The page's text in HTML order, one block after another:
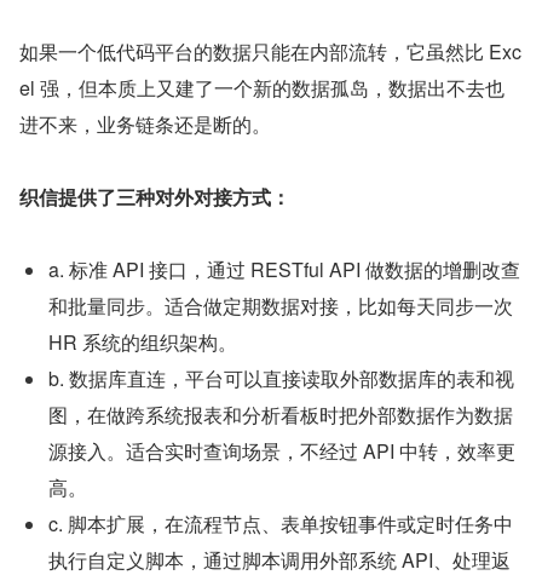
如果一个低代码平台的数据只能在内部流转，它虽然比 Exc
el 强，但本质上又建了一个新的数据孤岛，数据出不去也
进不来，业务链条还是断的。
织信提供了三种对外对接方式：
a. 标准 API 接口，通过 RESTful API 做数据的增删改查
和批量同步。适合做定期数据对接，比如每天同步一次
HR 系统的组织架构。
b. 数据库直连，平台可以直接读取外部数据库的表和视
图，在做跨系统报表和分析看板时把外部数据作为数据
源接入。适合实时查询场景，不经过 API 中转，效率更
高。
c. 脚本扩展，在流程节点、表单按钮事件或定时任务中
执行自定义脚本，通过脚本调用外部系统 API、处理返